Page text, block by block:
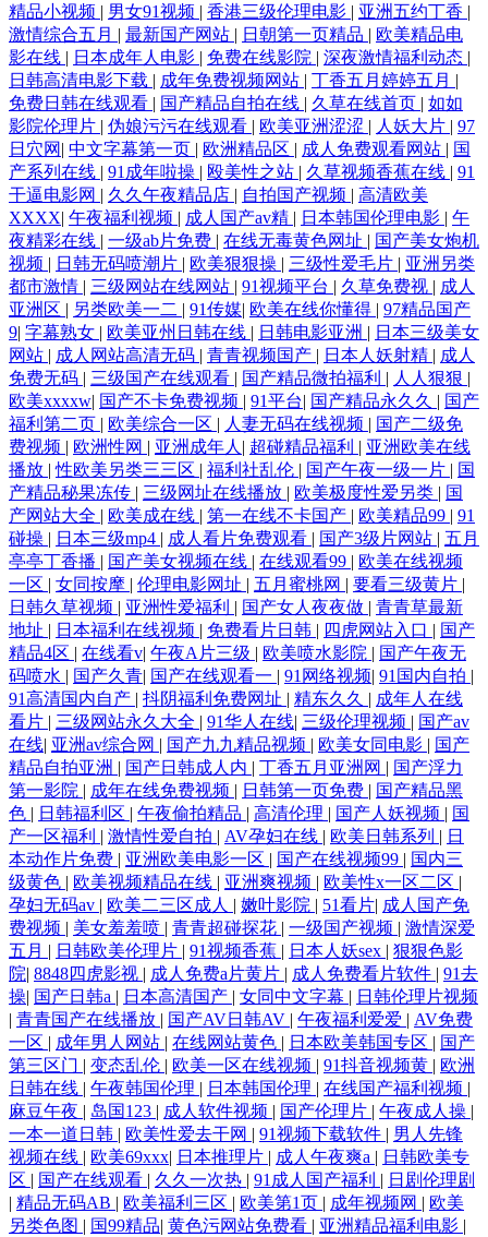
精品小视频 | 男女91视频 | 香港三级伦理电影 | 亚洲五约丁香 |
激情综合五月 | 最新国产网站 | 日朝第一页精品 | 欧美精品电
影在线 | 日本成年人电影 | 免费在线影院 | 深夜激情福利动态 |
日韩高清电影下载 | 成年免费视频网站 | 丁香五月婷婷五月 |
免费日韩在线观看 | 国产精品自拍在线 | 久草在线首页 | 如如
影院伦理片 | 伪娘污污在线观看 | 欧美亚洲涩涩 | 人妖大片 | 97
日穴网 | 中文字幕第一页 | 欧洲精品区 | 成人免费观看网站 | 国
产系列在线 | 91成年啦操 | 殴美性之站 | 久草视频香蕉在线 | 91
干逼电影网 | 久久午夜精品店 | 自拍国产视频 | 高清欧美
XXXX| 午夜福利视频 | 成人国产av精 | 日本韩国伦理电影 | 午
夜精彩在线 | 一级ab片免费 | 在线无毒黄色网址 | 国产美女炮机
视频 | 日韩无码喷潮片 | 欧美狠狠操 | 三级性爱毛片 | 亚洲另类
都市激情 | 三级网站在线网站 | 91视频平台 | 久草免费视 | 成人
亚洲区 | 另类欧美一二 | 91传媒| 欧美在线你懂得 | 97精品国产
9| 字幕熟女 | 欧美亚州日韩在线 | 日韩电影亚洲 | 日本三级美女
网站 | 成人网站高清无码 | 青青视频国产 | 日本人妖射精 | 成人
免费无码 | 三级国产在线观看 | 国产精品微拍福利 | 人人狠狠 |
欧美xxxxw| 国产不卡免费视频 | 91平台| 国产精品永久久 | 国产
福利第二页 | 欧美综合一区 | 人妻无码在线视频 | 国产二级免
费视频 | 欧洲性网 | 亚洲成年人 | 超碰精品福利 | 亚洲欧美在线
播放 |性欧美另类三三区 | 福利社乱伦 | 国产午夜一级一片 | 国
产精品秘果冻传 | 三级网址在线播放 | 欧美极度性爱另类 | 国
产网站大全 | 欧美成在线 | 第一在线不卡国产 | 欧美精品99 | 91
碰操 | 日本三级mp4 | 成人看片免费观看 | 国产3级片网站 | 五月
亭亭丁香播 | 国产美女视频在线 | 在线观看99 | 欧美在线视频
一区 | 女同按摩 | 伦理电影网址 | 五月蜜桃网 | 要看三级黄片 |
日韩久草视频 | 亚洲性爱福利 | 国产女人夜夜做 | 青青草最新
地址 | 日本福利在线视频 | 免费看片日韩 | 四虎网站入口 | 国产
精品4区 | 在线看v| 午夜A片三级 | 欧美喷水影院 | 国产午夜无
码喷水 | 国产久青| 国产在线观看一 | 91网络视频| 91国内自拍 |
91高清国内自产 | 抖阴福利免费网址 | 精东久久 | 成年人在线
看片 | 三级网站永久大全 | 91华人在线| 三级伦理视频 | 国产av
在线| 亚洲av综合网 | 国产九九精品视频 | 欧美女同电影 | 国产
精品自拍亚洲 | 国产日韩成人内 | 丁香五月亚洲网 | 国产浮力
第一影院 | 成年在线免费视频 | 日韩第一页免费 | 国产精品黑
色 | 日韩福利区 | 午夜偷拍精品 | 高清伦理 | 国产人妖视频 | 国
产一区福利 | 激情性爱自拍 | AV孕妇在线 | 欧美日韩系列 | 日
本动作片免费 | 亚洲欧美电影一区 | 国产在线视频99 | 国内三
级黄色 | 欧美视频精品在线 | 亚洲爽视频 | 欧美性x一区二区 |
孕妇无码av | 欧美二三区成人 | 嫩叶影院 | 51看片| 成人国产免
费视频 | 美女羞羞喷 | 青青超碰探花 | 一级国产视频 | 激情深爱
五月 | 日韩欧美伦理片 | 91视频香蕉 | 日本人妖sex | 狠狠色影
院| 8848四虎影视 | 成人免费a片黄片 | 成人免费看片软件 | 91去
操| 国产日韩a | 日本高清国产 | 女同中文字幕 | 日韩伦理片视频
| 青青国产在线播放 | 国产AV日韩AV | 午夜福利爱爱 | AV免费
一区 | 成年男人网站 | 在线网站黄色 | 日本欧美韩国专区 | 国产
第三区门 | 变态乱伦 | 欧美一区在线视频 | 91抖音视频黄 | 欧洲
日韩在线 | 午夜韩国伦理 | 日本韩国伦理 | 在线国产福利视频 |
麻豆午夜 | 岛国123 | 成人软件视频 | 国产伦理片 | 午夜成人操 |
一本一道日韩 | 欧美性爱去干网 | 91视频下载软件 | 男人先锋
视频在线 | 欧美69xxx| 日本推理片 | 成人午夜爽a | 日韩欧美专
区 | 国产在线观看 | 久久一次热 | 91成人国产福利 | 日剧伦理剧
| 精品无码AB | 欧美福利三区 | 欧美第1页 | 成年视频网 | 欧美
另类色图 | 国99精品| 黄色污网站免费看 | 亚洲精品福利电影 |